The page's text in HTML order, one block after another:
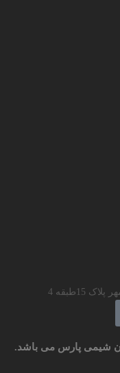
4
شیمی پارس می باشد.